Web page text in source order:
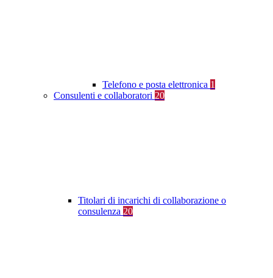
Telefono e posta elettronica 1
Consulenti e collaboratori 20
Titolari di incarichi di collaborazione o
consulenza 20